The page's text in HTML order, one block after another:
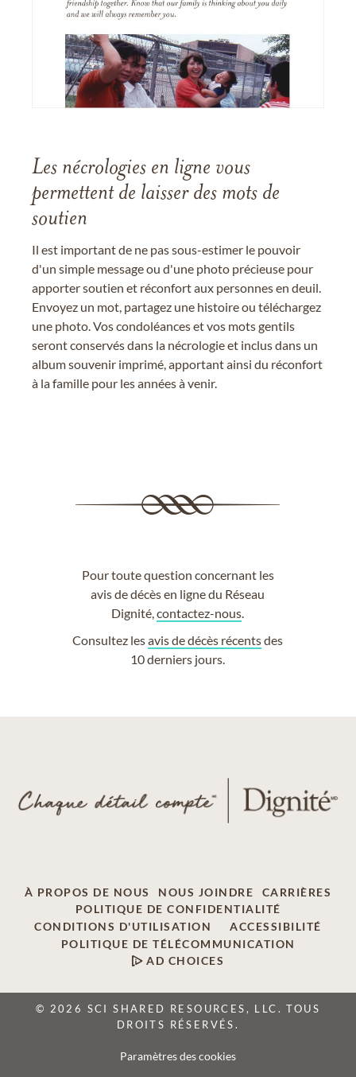
Les nécrologies en ligne vous
permettent de laisser des mots de
soutien
Il est important de ne pas sous-estimer le pouvoir
d'un simple message ou d'une photo précieuse pour
apporter soutien et réconfort aux personnes en deuil.
Envoyez un mot, partagez une histoire ou téléchargez
une photo. Vos condoléances et vos mots gentils
seront conservés dans la nécrologie et inclus dans un
album souvenir imprimé, apportant ainsi du réconfort
à la famille pour les années à venir.
Pour toute question concernant les
avis de décès en ligne du Réseau
Dignité,contactez-nous
Consultez lesavis de décès récentsdes
10 derniers jours.
À PROPOS DE NOUS NOUS JOINDRE
CARRIÈRES
POLITIQUE DE CONFIDENTIALITÉ
CONDITIONS D'UTILISATION
ACCESSIBILITÉ
POLITIQUE DE TÉLÉCOMMUNICATION
AD CHOICES
© 2026 SCI SHARED RESOURCES, LLC. TOUS
DROITS RÉSERVÉS.
Paramètres des cookies